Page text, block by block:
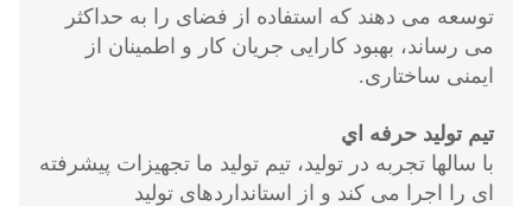
توسعه می دهند که استفاده از فضای را به حداکثر
می رساند، بهبود کارایی جریان کار و اطمینان از
ایمنی ساختاری.
تيم توليد حرفه اي
با سالها تجربه در تولید، تیم تولید ما تجهیزات پیشرفته
ای را اجرا می کند و از استانداردهای تولید